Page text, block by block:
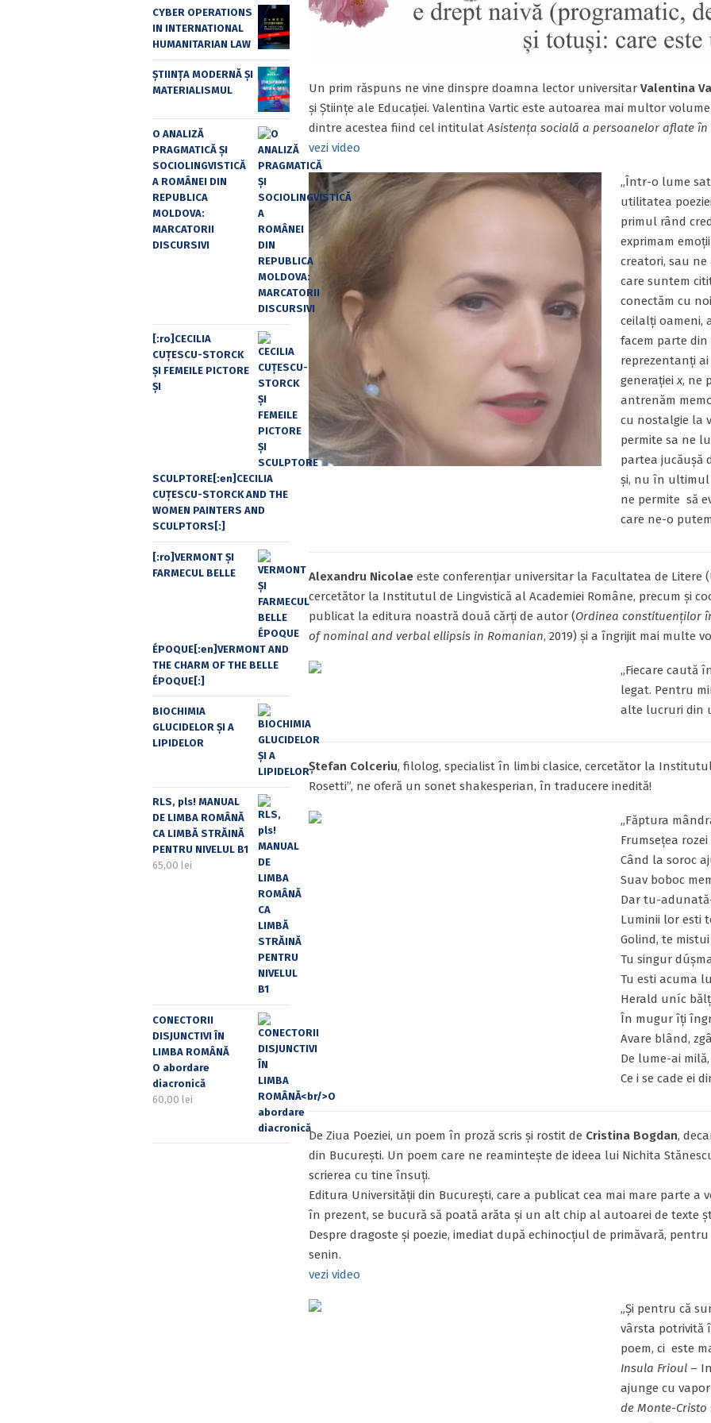
Un prim răspuns ne vine dinspre doamna lector universitar Valentina
și Științe ale Educației. Valentina Vartic este autoarea mai multor
dintre acestea fiind cel intitulatAsistența socială a persoanelor aflate
vezi video
„Într-o lume
utilitatea
primul rând
exprimam
creatori, sau
care suntem
conectăm cu
ceilalți oameni,
facem parte
reprezentanți
generațieix, ne
antrenăm
cu nostalgie la
permite sa ne
partea jucăușă
și, nu în ultimul
ne permite să
care ne-o
Alexandru Nicolaeeste conferențiar universitar la Facultatea de Litere
cercetător la Institutul de Lingvistică al Academiei Române, precum și
publicat la editura noastră două cărți de autor (Ordinea constituenților
of nominal and verbal ellipsis in Romanian, 2019) și a îngrijit mai multe
„Fiecare caută
legat. Pentru
alte lucruri din
Ștefan Colceriu, filolog, specialist în limbi clasice, cercetător la
Rosetti”, ne oferă un sonet shakesperian, în traducere inedită!
„Făptura
Frumsețea
Când la soroc
Suav boboc
Dar tu-
Luminii lor esti
Golind, te
Tu singur
Tu esti acuma
Herald uníc
În mugur îți
Avare blând,
De lume-ai
Ce i se cade ei
De Ziua Poeziei, un poem în proză scris și rostit de Cristina Bogdan,
din București. Un poem care ne reamintește de ideea lui Nichita
scrierea cu tine însuți.
Editura Universității din București, care a publicat cea mai mare parte a
în prezent, se bucură să poată arăta și un alt chip al autoarei de texte
Despre dragoste și poezie, imediat după echinocțiul de primăvară,
senin.
vezi video
„Și pentru că
vârsta potrivită
poem, ci este
Insula Frioul –
ajunge cu
de Monte-Cristo
CYBER OPERATIONS
IN INTERNATIONAL
HUMANITARIAN LAW
ȘTIINȚA MODERNĂ ȘI
MATERIALISMUL
O ANALIZĂ
PRAGMATICĂ ȘI
SOCIOLINGVISTICĂ
A ROMÂNEI DIN
REPUBLICA
MOLDOVA:
MARCATORII
DISCURSIVI
[:ro]CECILIA
CUŢESCU-STORCK
ŞI FEMEILE PICTORE
ŞI
SCULPTORE[:en]CECILIA
CUŢESCU-STORCK AND THE
WOMEN PAINTERS AND
SCULPTORS[:]
[:ro]VERMONT ȘI
FARMECUL BELLE
ÉPOQUE[:en]VERMONT AND
THE CHARM OF THE BELLE
ÉPOQUE[:]
BIOCHIMIA
GLUCIDELOR ȘI A
LIPIDELOR
RLS, pls! MANUAL
DE LIMBA ROMÂNĂ
CA LIMBĂ STRĂINĂ
PENTRU NIVELUL B1
65,00 lei
CONECTORII
DISJUNCTIVI ÎN
LIMBA ROMÂNĂ
O abordare
diacronică
60,00 lei